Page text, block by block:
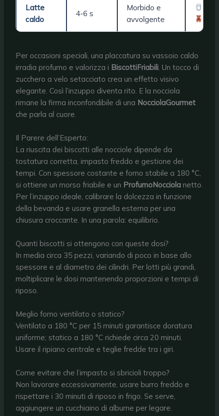
Latte
caldo
4-6 s
Morbido e
avvolgente
Per occasioni speciali, una placcatura su vassoio caldo
irradia profumo e valorizza i BiscottiFriabili. Un tocco di
zucchero a velo setacciato crea un effetto visivo
elegante. Così l’inzuppo diventa rito. E la nocciola
rimane la firma inconfondibile di una NocciolaGourmet
che parla al cuore.
Il Parere dell’Esperto:
La riuscita dei biscotti alle nocciole dipende da
tostatura corretta, impasto freddo e gestione dei
tempi. Con spessore costante e forno stabile a 180 °C,
si ottiene un morso friabile e un ProfumoNocciola netto.
Per l’inzuppo ideale, calibrare la dolcezza in funzione
della bevanda e usare granella esterna per una
chiusura croccante. In una parola: equilibrio.
Quanti biscotti si ottengono con queste dosi?
In media circa 35 pezzi, variando di poco in base allo
spessore e al diametro dei cilindri. Per lotti più grandi,
moltiplicare le dosi mantenendo proporzioni e tempi di
riposo.
Meglio forno ventilato o statico?
Ventilato a 180 °C per 15 minuti garantisce doratura
uniforme; statico a 180 °C richiede circa 20 minuti.
Usare il ripiano centrale e teglie fredde tra i giri.
Come evitare che l’impasto si sbricioli troppo?
Non lavorare eccessivamente, usare burro freddo e
rispettare i 30 minuti di riposo in frigo. Se serve,
aggiungere un cucchiaino di albume per legare.